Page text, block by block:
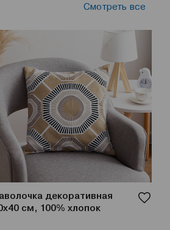
Смотреть все
декоративная
см, 100% хлопок